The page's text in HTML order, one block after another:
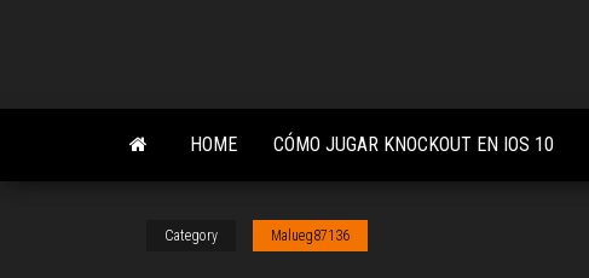
content
HOME CÓMO JUGAR KNOCKOUT EN IOS 10
Category Malueg87136